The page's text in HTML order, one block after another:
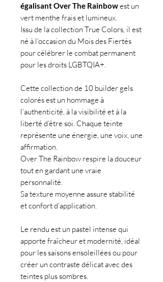
égalisant Over The Rainbowest un
vert menthe frais et lumineux.
Issu de la collection True Colors, il est
né à l’occasion du Mois des Fiertés
pour célébrer le combat permanent
pour les droits LGBTQIA+.
Cette collection de 10 builder gels
colorés est un hommage à
l’authenticité, à la visibilité et à la
liberté d’être soi. Chaque teinte
représente une énergie, une voix, une
affirmation.
Over The Rainbow respire la douceur
tout en gardant une vraie
personnalité.
Sa texture moyenne assure stabilité
et confort d’application.
Le rendu est un pastel intense qui
apporte fraîcheur et modernité, idéal
pour les saisons ensoleillées ou pour
créer un contraste délicat avec des
teintes plus sombres.